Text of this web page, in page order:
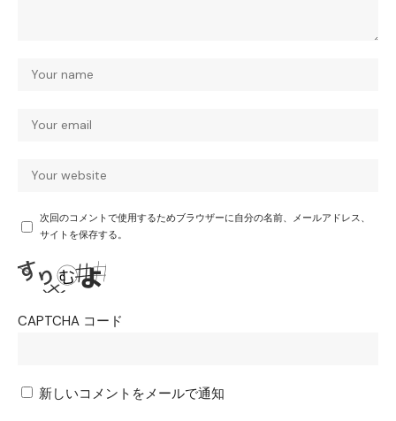
次回のコメントで使用するためブラウザーに自分の名前、メールアドレス、
サイトを保存する。
CAPTCHA コード
新しいコメントをメールで通知